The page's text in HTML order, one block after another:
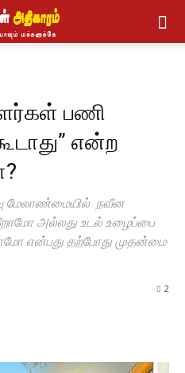
பணி
என்ற
மேலாண்மையில் நவீன
அல்லது உடல் உழைப்பை
என்பது தற்போது முதன்மை
2